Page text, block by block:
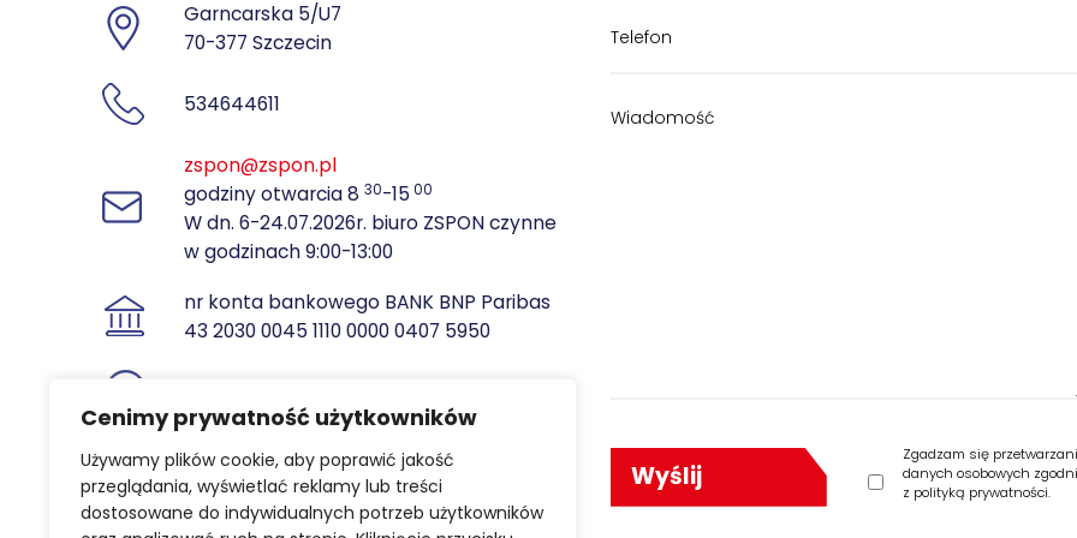
Cenimy prywatność użytkowników
Używamy plików cookie, aby poprawić jakość
przeglądania, wyświetlać reklamy lub treści
dostosowane do indywidualnych potrzeb użytkowników
Garncarska 5/U7
70-377 Szczecin
534644611
zspon@zspon.pl
godziny otwarcia 830-15 00
W dn. 6-24.07.2026r. biuro ZSPON czynne
w godzinach 9:00-13:00
nr konta bankowego BANK BNP Paribas
43 2030 0045 1110 0000 0407 5950
Zgadzam się
danych osobowych
z polityką prywatności.